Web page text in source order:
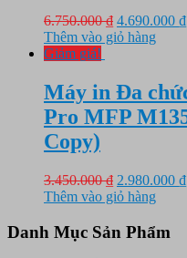
6.750.000₫ Giá
gốc
4.690.000 ₫
Thêm vào giỏ hàng
Giảm giá!
Máy in Đa
Pro MFP
Copy)
3.450.000₫ Giá
gốc
3.450.000 ₫.
2.980.000 ₫
Thêm vào giỏ hàng
Danh Mục Sản Phẩm